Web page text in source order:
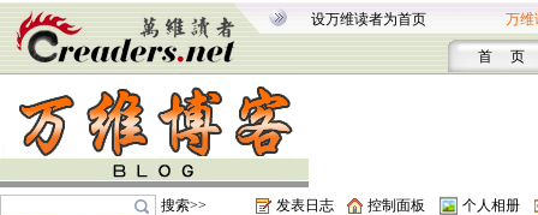
设万维读者为首页 万维
首 页
搜索>> 发表日志 控制面板 个人相册